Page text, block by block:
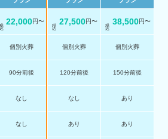
22,000円〜 27,500円〜 38,500円〜
個別火葬 個別火葬 個別火葬
90分前後 120分前後 150分前後
なし なし あり
なし あり あり